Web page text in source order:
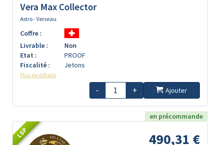
Vera Max Collector
Astro - Verseau
Coffre :
Livrable :
Non
Etat :
PROOF
Fiscalité :
Jetons
Plus de détails
- + Ajouter
en précommande
LSP 490,31 €